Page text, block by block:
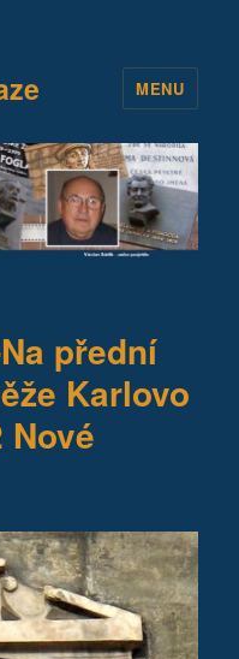
MENU
přední
Karlovo
Nové